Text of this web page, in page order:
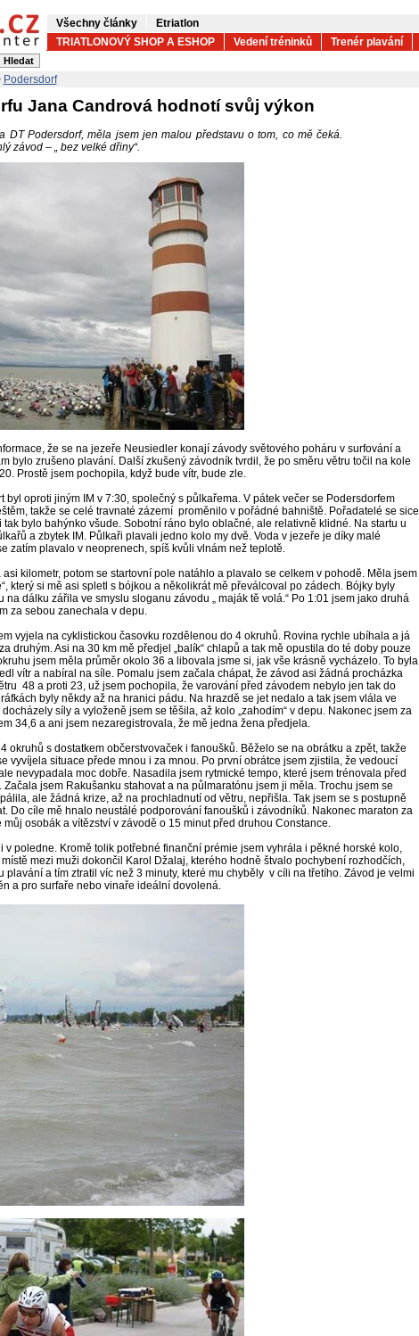
Všechny články
Etriatlon
TRIATLONOVÝ SHOP A ESHOP
Vedení tréninků Trenér plavání
Podersdorf
Jana Candrová hodnotí svůj výkon
DT Podersdorf, měla jsem jen malou představu o tom, co mě čeká.
závod – „ bez velké dřiny“.
že se na jezeře Neusiedler konají závody světového poháru v surfování a
bylo zrušeno plavání. Další zkušený závodník tvrdil, že po směru větru točil na kole
Prostě jsem pochopila, když bude vítr, bude zle.
byl oproti jiným IM v 7:30, společný s půlkařema. V pátek večer se Podersdorfem
takže se celé travnaté zázemí proměnilo v pořádné bahniště. Pořadatelé se sice
bylo bahýnko všude. Sobotní ráno bylo oblačné, ale relativně klidné. Na startu u
a zbytek IM. Půlkaři plavali jedno kolo my dvě. Voda v jezeře je díky malé
zatím plavalo v neoprenech, spíš kvůli vlnám než teplotě.
kilometr, potom se startovní pole natáhlo a plavalo se celkem v pohodě. Měla jsem
který si mě asi spletl s bójkou a několikrát mě převálcoval po zádech. Bójky byly
dálku zářila ve smyslu sloganu závodu „ maják tě volá.“ Po 1:01 jsem jako druhá
za sebou zanechala v depu.
vyjela na cyklistickou časovku rozdělenou do 4 okruhů. Rovina rychle ubíhala a já
druhým. Asi na 30 km mě předjel „balík“ chlapů a tak mě opustila do té doby pouze
jsem měla průměr okolo 36 a libovala jsme si, jak vše krásně vycházelo. To byla
vítr a nabíral na síle. Pomalu jsem začala chápat, že závod asi žádná procházka
48 a proti 23, už jsem pochopila, že varování před závodem nebylo jen tak do
byly někdy až na hranici pádu. Na hrazdě se jet nedalo a tak jsem vlála ve
síly a vyloženě jsem se těšila, až kolo „zahodím“ v depu. Nakonec jsem za
34,6 a ani jsem nezaregistrovala, že mě jedna žena předjela.
okruhů s dostatkem občerstvovaček i fanoušků. Běželo se na obrátku a zpět, takže
vyvíjela situace přede mnou i za mnou. Po první obrátce jsem zjistila, že vedoucí
nevypadala moc dobře. Nasadila jsem rytmické tempo, které jsem trénovala před
jsem Rakušanku stahovat a na půlmaratónu jsem ji měla. Trochu jsem se
ale žádná krize, až na prochladnutí od větru, nepřišla. Tak jsem se s postupně
Do cíle mě hnalo neustálé podporování fanoušků i závodníků. Nakonec maraton za
osobák a vítězství v závodě o 15 minut před druhou Constance.
poledne. Kromě tolik potřebné finanční prémie jsem vyhrála i pěkné horské kolo,
mezi muži dokončil Karol Džalaj, kterého hodně štvalo pochybení rozhodčích,
plavání a tím ztratil víc než 3 minuty, které mu chyběly v cíli na třetího. Závod je velmi
a pro surfaře nebo vinaře ideální dovolená.